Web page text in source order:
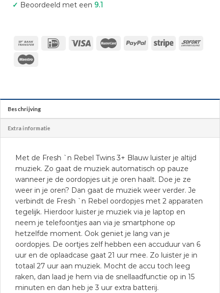
✓ Beoordeeld met een 9.1
Beschrijving
Extra informatie
Met de Fresh `n Rebel Twins 3+ Blauw luister je altijd
muziek. Zo gaat de muziek automatisch op pauze
wanneer je de oordopjes uit je oren haalt. Doe je ze
weer in je oren? Dan gaat de muziek weer verder. Je
verbindt de Fresh `n Rebel oordopjes met 2 apparaten
tegelijk. Hierdoor luister je muziek via je laptop en
neem je telefoontjes aan via je smartphone op
hetzelfde moment. Ook geniet je lang van je
oordopjes. De oortjes zelf hebben een accuduur van 6
uur en de oplaadcase gaat 21 uur mee. Zo luister je in
totaal 27 uur aan muziek. Mocht de accu toch leeg
raken, dan laad je hem via de snellaadfunctie op in 15
minuten en dan heb je 3 uur extra batterij.